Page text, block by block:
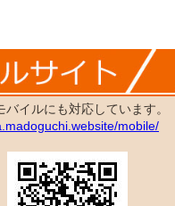
バイルにも対応しています。
mobile/